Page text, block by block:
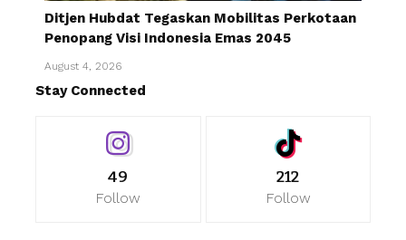
Ditjen Hubdat Tegaskan Mobilitas Perkotaan
Penopang Visi Indonesia Emas 2045
August 4, 2026
Stay Connected
49
Follow
212
Follow